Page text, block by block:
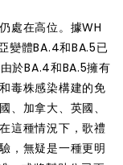
處在高位。據WH
變體BA.4和BA.5已
於BA.4和BA.5擁有
毒株感染構建的免
、加拿大、英國、
這種情況下，歌禮
，無疑是一種更明